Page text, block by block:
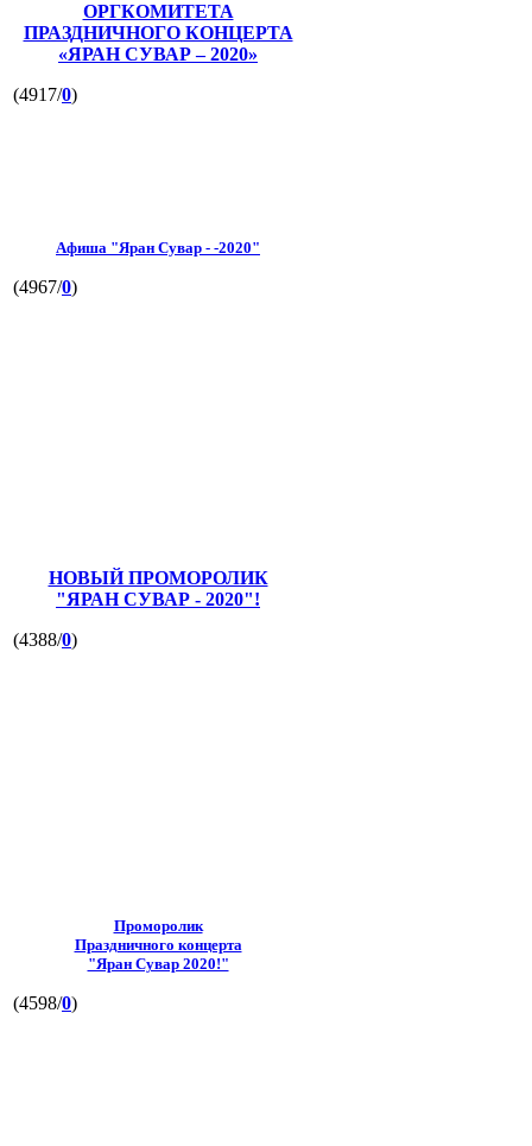
ОРГКОМИТЕТА
ПРАЗДНИЧНОГО КОНЦЕРТА
«ЯРАН СУВАР – 2020»
(4917/0)
Афиша "Яран Сувар - -2020"
(4967/0)
НОВЫЙ ПРОМОРОЛИК
"ЯРАН СУВАР - 2020"!
(4388/0)
Проморолик
Праздничного концерта
"Яран Сувар 2020!"
(4598/0)